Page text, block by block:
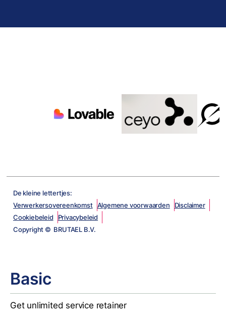
De kleine lettertjes:
Verwerkersovereenkomst Algemene voorwaarden
Disclaimer
Cookiebeleid
Privacybeleid
Copyright © BRUTAEL B.V.
Basic
Get unlimited service retainer